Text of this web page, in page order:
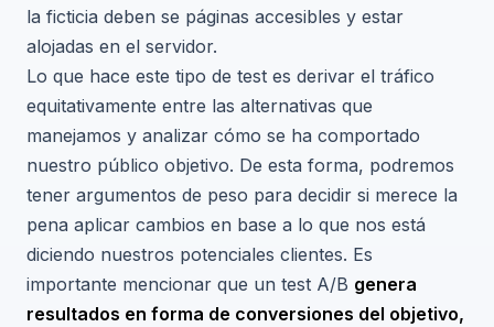
la ficticia deben se páginas accesibles y estar
alojadas en el servidor.
Lo que hace este tipo de test es derivar el tráfico
equitativamente entre las alternativas que
manejamos y analizar cómo se ha comportado
nuestro público objetivo. De esta forma, podremos
tener argumentos de peso para decidir si merece la
pena aplicar cambios en base a lo que nos está
diciendo nuestros potenciales clientes. Es
importante mencionar que un test A/B genera
resultados en forma de conversiones del objetivo,